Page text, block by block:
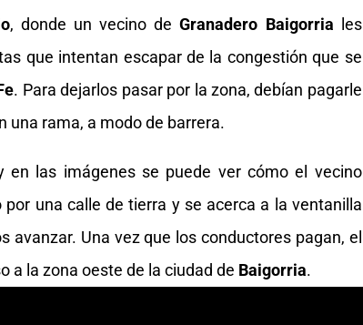
, donde un vecino deGranadero Baigorria les
que intentan escapar de la congestión que se
. Para dejarlos pasar por la zona, debían pagarle
una rama, a modo de barrera.
las imágenes se puede ver cómo el vecino
una calle de tierra y se acerca a la ventanilla
Una vez que los conductores pagan, el
a la zona oeste de la ciudad de Baigorria.